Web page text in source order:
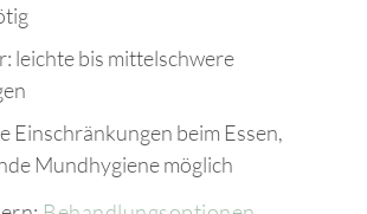
leichte bis mittelschwere
Einschränkungen beim Essen,
Mundhygiene möglich